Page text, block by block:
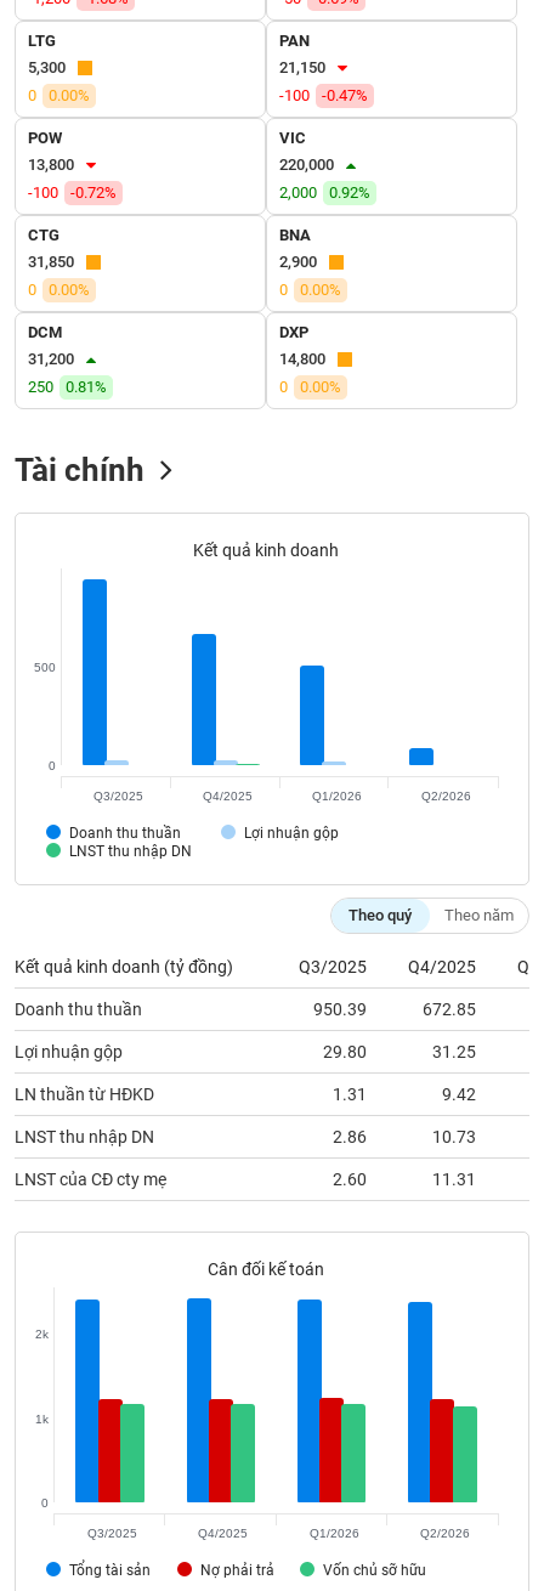
LTG
5,300
0
0.00%
PAN
21,150
-100
-0.47%
POW
13,800
-100
-0.72%
VIC
220,000
2,000
0.92%
CTG
31,850
0
0.00%
BNA
2,900
0
0.00%
DCM
31,200
250
0.81%
DXP
14,800
0
0.00%
Tài chính
Kết quả kinh doanh
Doanh thu thuần
Lợi nhuận gộp
LNST thu nhập DN
0
500
Q3/2025 Q4/2025 Q1/2026 Q2/2026
Theo quý Theo năm
Kết quả kinh doanh (tỷ đồng) Q3/2025 Q4/2025
Doanh thu thuần 950.39 672.85
Lợi nhuận gộp 29.80 31.25
LN thuần từ HĐKD 1.31 9.42
LNST thu nhập DN 2.86 10.73
LNST của CĐ cty mẹ 2.60 11.31
Cân đối kế toán
Tổng tài sản Nợ phải trả Vốn chủ sỡ hữu
0
1k
2k
Q3/2025 Q4/2025 Q1/2026 Q2/2026
VỤ
TRUYỀN
THÔNG
TIỆN
ÍCH
BẤT
ĐỘNG
SẢN
chứng
khoán
Chỉ số Chứng chỉ quỹ
Tin
Bài
giả
(-)
Báo
cáo
phân
tích
(-)
ngữ
Dịch